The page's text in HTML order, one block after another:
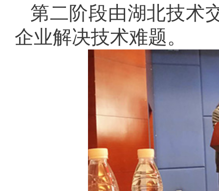
第二阶段由湖北技术
企业解决技术难题。